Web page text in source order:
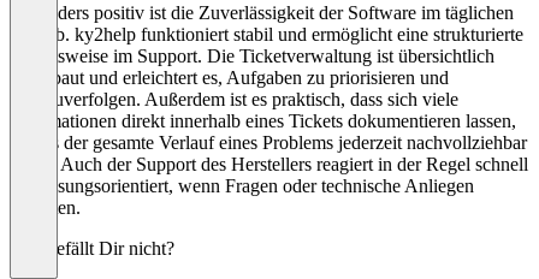
Besonders positiv ist die Zuverlässigkeit der Software im täglichen
Betrieb. ky2help funktioniert stabil und ermöglicht eine strukturierte
Arbeitsweise im Support. Die Ticketverwaltung ist übersichtlich
aufgebaut und erleichtert es, Aufgaben zu priorisieren und
nachzuverfolgen. Außerdem ist es praktisch, dass sich viele
Informationen direkt innerhalb eines Tickets dokumentieren lassen,
sodass der gesamte Verlauf eines Problems jederzeit nachvollziehbar
bleibt. Auch der Support des Herstellers reagiert in der Regel schnell
und lösungsorientiert, wenn Fragen oder technische Anliegen
auftreten.
Was gefällt Dir nicht?